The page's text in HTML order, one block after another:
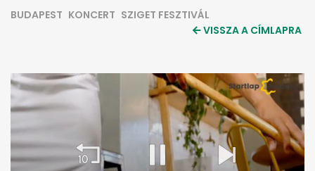
BUDAPEST KONCERT SZIGET FESZTIVÁL
VISSZA A CÍMLAPRA